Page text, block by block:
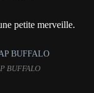
petite merveille.
BUFFALO